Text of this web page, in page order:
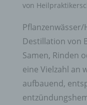
von
Destillation von
Samen, Rinden
eine Vielzahl an
aufbauend,